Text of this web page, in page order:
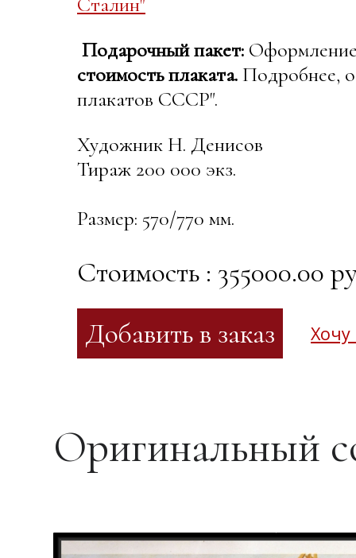
Подарочный пакет: Оформление
стоимость плаката. Подробнее,
плакатов СССР".
Художник Н. Денисов
Тираж 200 000 экз.
Размер: 570/770 мм.
Стоимость : 355000.00
Хочу
Оригинальный